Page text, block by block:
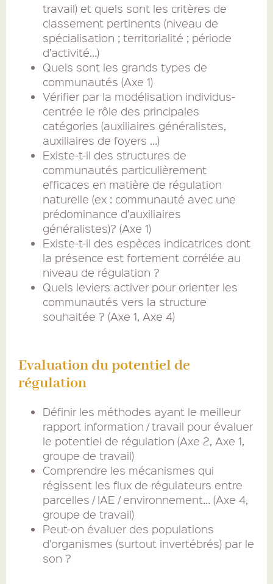
travail) et quels sont les critères de
classement pertinents (niveau de
spécialisation ; territorialité ; période
d’activité…)
Quels sont les grands types de
communautés (Axe 1)
Vérifier par la modélisation individus-
centrée le rôle des principales
catégories (auxiliaires généralistes,
auxiliaires de foyers …)
Existe-t-il des structures de
communautés particulièrement
efficaces en matière de régulation
naturelle (ex : communauté avec une
prédominance d’auxiliaires
généralistes)? (Axe 1)
Existe-t-il des espèces indicatrices dont
la présence est fortement corrélée au
niveau de régulation ?
Quels leviers activer pour orienter les
communautés vers la structure
souhaitée ? (Axe 1, Axe 4)
Evaluation du potentiel de
régulation
Définir les méthodes ayant le meilleur
rapport information / travail pour évaluer
le potentiel de régulation (Axe 2, Axe 1,
groupe de travail)
Comprendre les mécanismes qui
régissent les flux de régulateurs entre
parcelles / IAE / environnement… (Axe 4,
groupe de travail)
Peut-on évaluer des populations
d'organismes (surtout invertébrés) par le
son ?